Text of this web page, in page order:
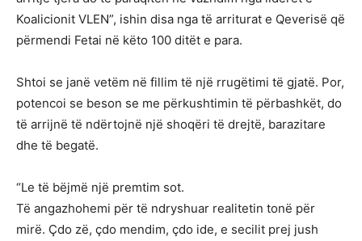
Koalicionit VLEN”, ishin disa nga të arriturat e Qeverisë që
përmendi Fetai në këto 100 ditët e para.
Shtoi se janë vetëm në fillim të një rrugëtimi të gjatë. Por,
potencoi se beson se me përkushtimin të përbashkët, do
të arrijnë të ndërtojnë një shoqëri të drejtë, barazitare
dhe të begatë.
“Le të bëjmë një premtim sot.
Të angazhohemi për të ndryshuar realitetin tonë për
mirë. Çdo zë, çdo mendim, çdo ide, e secilit prej jush